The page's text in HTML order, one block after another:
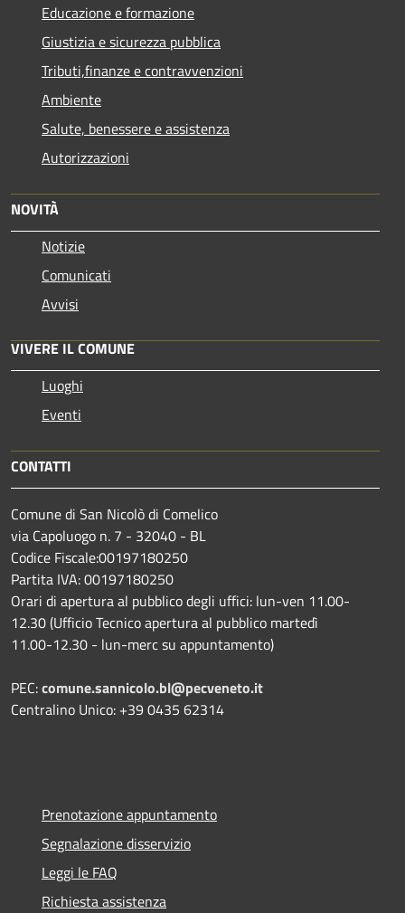
Educazione e formazione
Giustizia e sicurezza pubblica
Tributi,finanze e contravvenzioni
Ambiente
Salute, benessere e assistenza
Autorizzazioni
NOVITÀ
Notizie
Comunicati
Avvisi
VIVERE IL COMUNE
Luoghi
Eventi
CONTATTI
Comune di San Nicolò di Comelico
via Capoluogo n. 7 - 32040 - BL
Codice Fiscale:00197180250
Partita IVA: 00197180250
Orari di apertura al pubblico degli uffici: lun-ven 11.00-
12.30 (Ufficio Tecnico apertura al pubblico martedì
11.00-12.30 - lun-merc su appuntamento)
PEC:comune.sannicolo.bl@pecveneto.it
Centralino Unico: +39 0435 62314
Prenotazione appuntamento
Segnalazione disservizio
Leggi le FAQ
Richiesta assistenza